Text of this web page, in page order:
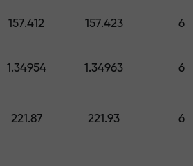
157.412 157.423 6
1.34954 1.34963 6
221.87 221.93 6